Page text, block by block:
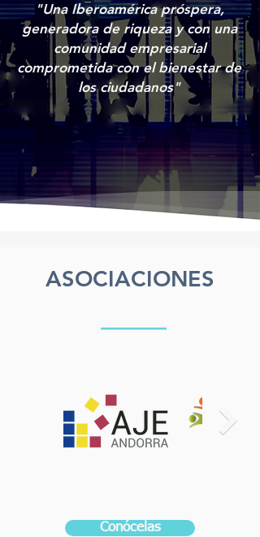
"Una Iberoamérica próspera,
generadora de riqueza y con una
comunidad empresarial
comprometida con el bienestar de
los ciudadanos"
ASOCIACIONES
Conócelas